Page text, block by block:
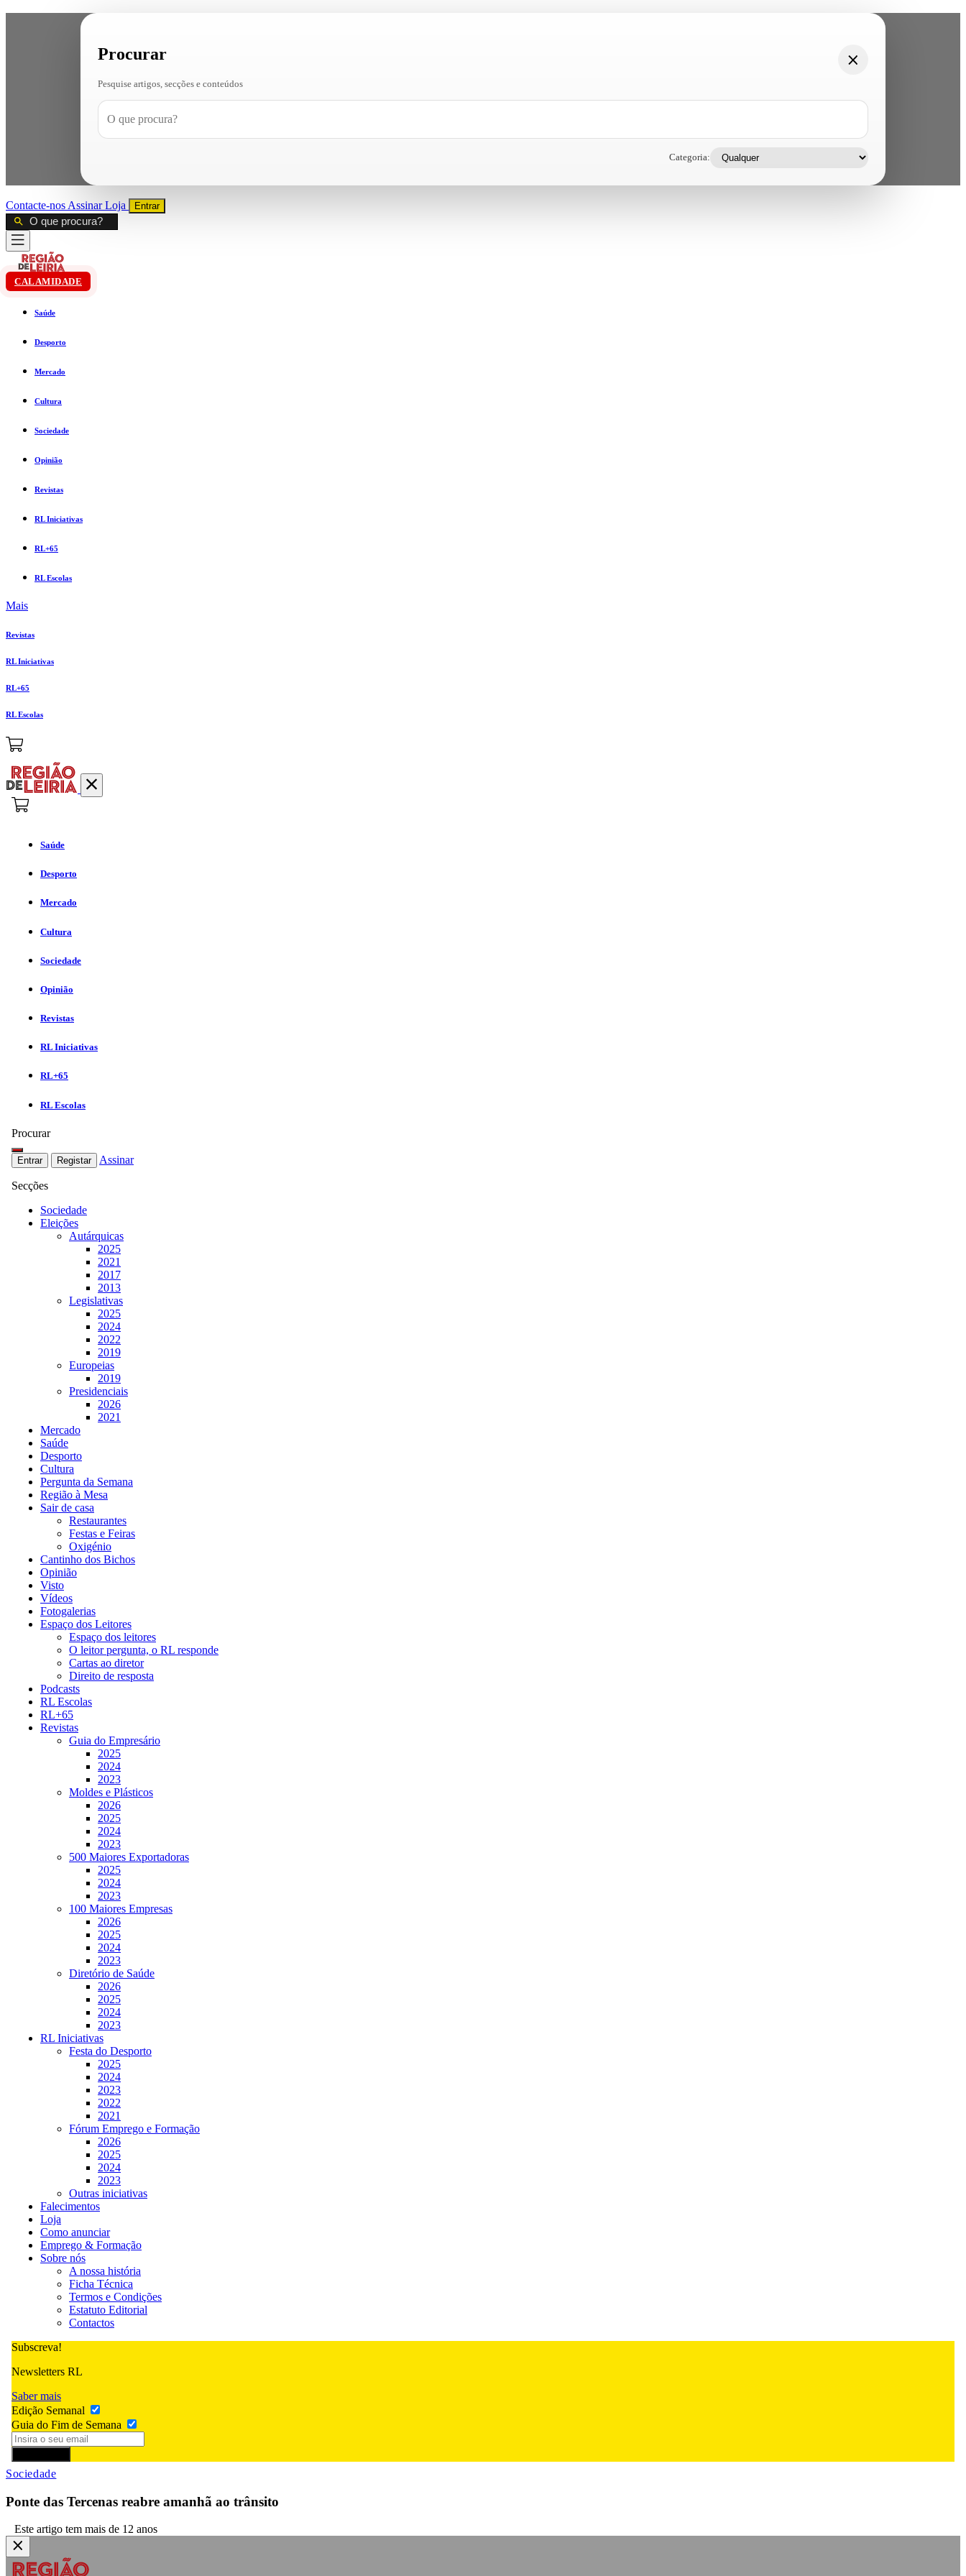
Procurar
Pesquise artigos, secções e conteúdos
Categoria:
Contacte-nos AssinarLoja Entrar
CALAMIDADE
Saúde
Desporto
Mercado
Cultura
Sociedade
Opinião
Revistas
RL Iniciativas
RL+65
RL Escolas
Mais
Revistas
RL Iniciativas
RL+65
RL Escolas
Saúde
Desporto
Mercado
Cultura
Sociedade
Opinião
Revistas
RL Iniciativas
RL+65
RL Escolas
Procurar
Entrar Registar Assinar
Secções
Sociedade
Eleições
Autárquicas
2025
2021
2017
2013
Legislativas
2025
2024
2022
2019
Europeias
2019
Presidenciais
2026
2021
Mercado
Saúde
Desporto
Cultura
Pergunta da Semana
Região à Mesa
Sair de casa
Restaurantes
Festas e Feiras
Oxigénio
Cantinho dos Bichos
Opinião
Visto
Vídeos
Fotogalerias
Espaço dos Leitores
Espaço dos leitores
O leitor pergunta, o RL responde
Cartas ao diretor
Direito de resposta
Podcasts
RL Escolas
RL+65
Revistas
Guia do Empresário
2025
2024
2023
Moldes e Plásticos
2026
2025
2024
2023
500 Maiores Exportadoras
2025
2024
2023
100 Maiores Empresas
2026
2025
2024
2023
Diretório de Saúde
2026
2025
2024
2023
RL Iniciativas
Festa do Desporto
2025
2024
2023
2022
2021
Fórum Emprego e Formação
2026
2025
2024
2023
Outras iniciativas
Falecimentos
Loja
Como anunciar
Emprego & Formação
Sobre nós
A nossa história
Ficha Técnica
Termos e Condições
Estatuto Editorial
Contactos
Subscreva!
Newsletters RL
Saber mais
Edição Semanal
Guia do Fim de Semana
Sociedade
Ponte das Tercenas reabre amanhã ao trânsito
Este artigo tem mais de 12 anos